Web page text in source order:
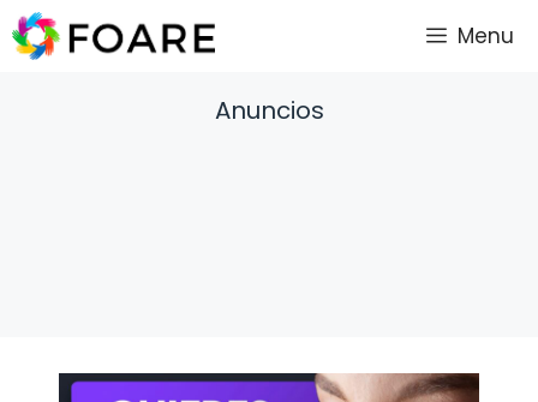
Saltar
al
Menu
Anuncios